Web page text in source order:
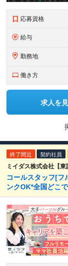
応募資格
給与
勤務地
働き方
求人を
終了間近 契約社員
ミイダス株式会社【
コールスタッフ[フ
ンクOK*全国どこ